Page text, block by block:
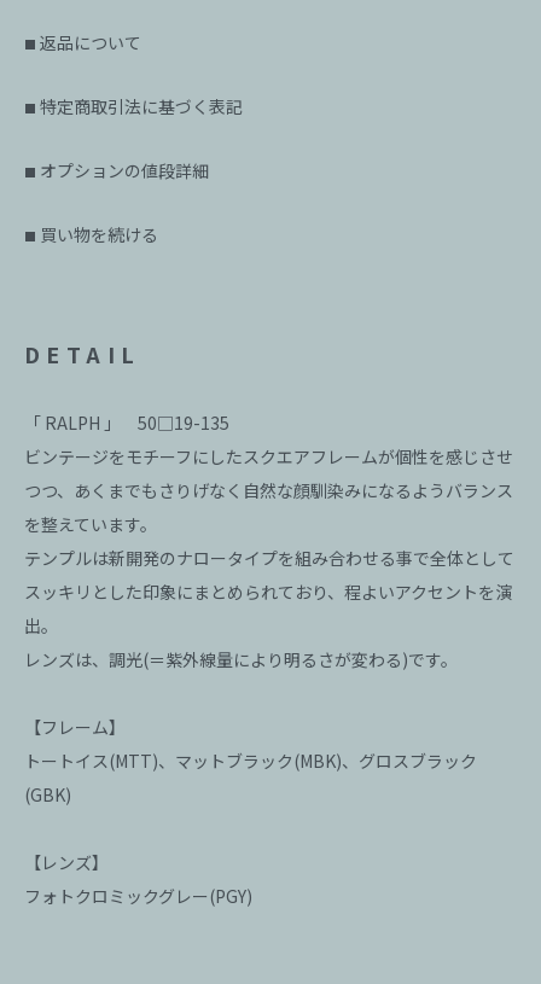
■ 返品について
■ 特定商取引法に基づく表記
■ オプションの値段詳細
■ 買い物を続ける
DETAIL
「 RALPH 」 50□19-135
ビンテージをモチーフにしたスクエアフレームが個性を感じさせ
つつ、あくまでもさりげなく自然な顔馴染みになるようバランス
を整えています。
テンプルは新開発のナロータイプを組み合わせる事で全体として
スッキリとした印象にまとめられており、程よいアクセントを演
出。
レンズは、調光(＝紫外線量により明るさが変わる)です。
【フレーム】
トートイス(MTT)、マットブラック(MBK)、グロスブラック
(GBK)
【レンズ】
フォトクロミックグレー(PGY)